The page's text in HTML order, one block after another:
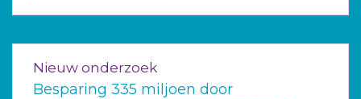
Nieuw onderzoek
Besparing 335 miljoen door